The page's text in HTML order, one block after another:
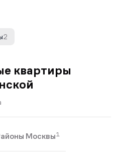
2
квартиры
Москвы1